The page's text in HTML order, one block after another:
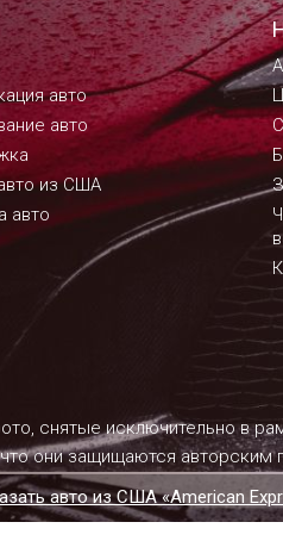
авто
авто
из США
авто
снятые исключительно в
что они защищаются
авто из США «American